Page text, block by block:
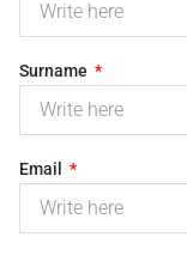
Surname
Email